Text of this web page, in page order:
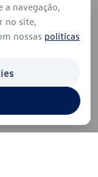
a navegação,
no site,
nossas políticas